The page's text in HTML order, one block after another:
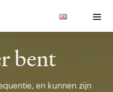
bent
en kunnen zijn